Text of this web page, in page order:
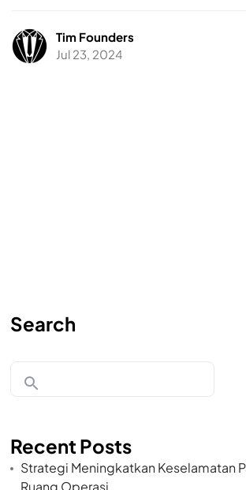
Tim Founders
Jul 23, 2024
Search
Recent Posts
Strategi Meningkatkan Keselamatan
Ruang Operasi